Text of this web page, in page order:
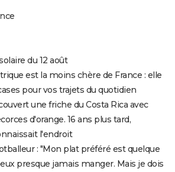
du 12 août
est la moins chère de France : elle
pour vos trajets du quotidien
une friche du Costa Rica avec
d'orange. 16 ans plus tard,
l'endroit
: "Mon plat préféré est quelque
presque jamais manger. Mais je dois